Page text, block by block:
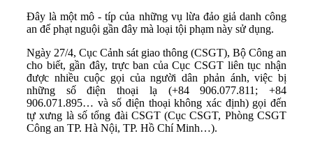
Đây là một mô - típ của những vụ lừa đảo giả danh công
an để phạt nguội gần đây mà loại tội phạm này sử dụng.
Ngày 27/4, Cục Cảnh sát giao thông (CSGT), Bộ Công an
cho biết, gần đây, trực ban của Cục CSGT liên tục nhận
được nhiều cuộc gọi của người dân phản ánh, việc bị
những số điện thoại lạ (+84 906.077.811; +84
906.071.895… và số điện thoại không xác định) gọi đến
tự xưng là số tổng đài CSGT (Cục CSGT, Phòng CSGT
Công an TP. Hà Nội, TP. Hồ Chí Minh…).